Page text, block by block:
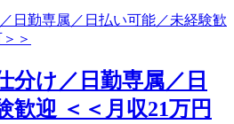
分け／日勤専属／日
歓迎 ＜＜月収21万円